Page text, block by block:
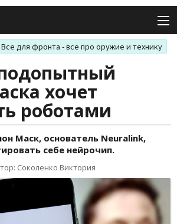
Все для фронта - все про оружие и технику
хочет
роботами
Маск, основатель Neuralink,
себе нейрочип.
Соколенко Виктория